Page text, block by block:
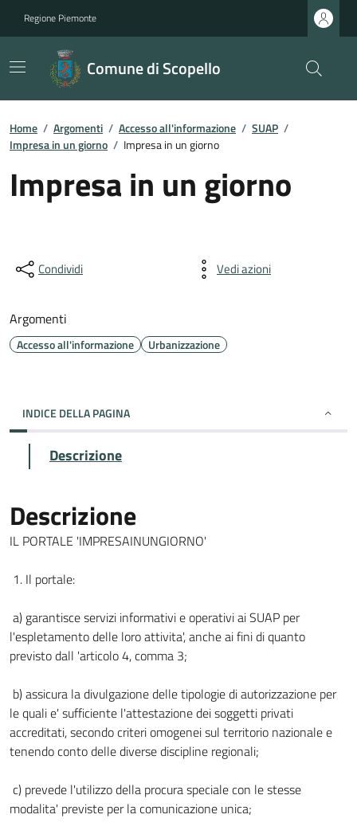
Regione Piemonte
Comune di Scopello
Home / Argomenti / Accesso all'informazione / SUAP /
Impresa in un giorno / Impresa in un giorno
Impresa in un giorno
Condividi Vedi azioni
Argomenti
Accesso all'informazione Urbanizzazione
INDICE DELLA PAGINA
Descrizione
Descrizione
IL PORTALE 'IMPRESAINUNGIORNO'
1. Il portale:
a) garantisce servizi informativi e operativi ai SUAP per
l'espletamento delle loro attivita', anche ai fini di quanto
previsto dall 'articolo 4, comma 3;
b) assicura la divulgazione delle tipologie di autorizzazione per
le quali e' sufficiente l'attestazione dei soggetti privati
accreditati, secondo criteri omogenei sul territorio nazionale e
tenendo conto delle diverse discipline regionali;
c) prevede l'utilizzo della procura speciale con le stesse
modalita' previste per la comunicazione unica;